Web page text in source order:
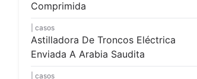
Comprimida
casos
Astilladora De Troncos Eléctrica
Enviada A Arabia Saudita
casos